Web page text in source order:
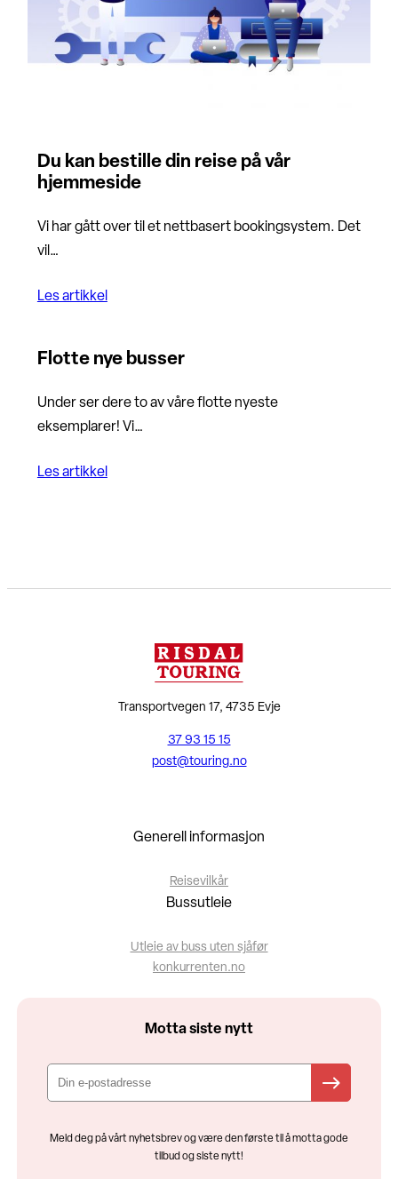
Du kan bestille din reise på vår
hjemmeside
Vi har gått over til et nettbasert bookingsystem. Det
vil…
Les artikkel
Flotte nye busser
Under ser dere to av våre flotte nyeste
eksemplarer! Vi…
Les artikkel
Transportvegen 17, 4735 Evje
37 93 15 15
post@touring.no
Generell informasjon
Reisevilkår
Bussutleie
Utleie av buss uten sjåfør
konkurrenten.no
Motta siste nytt
Meld deg på vårt nyhetsbrev og være den første til å motta gode
tilbud og siste nytt!